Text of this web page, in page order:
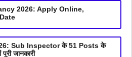
2026: Apply Online,
Sub Inspector के 51 Posts के
जानकारी